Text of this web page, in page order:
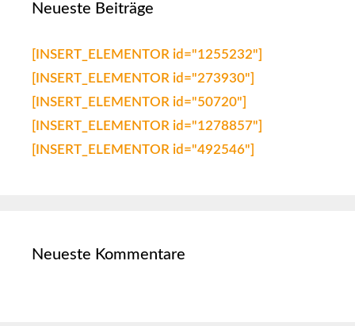
Neueste Beiträge
[INSERT_ELEMENTOR id="1255232"]
[INSERT_ELEMENTOR id="273930"]
[INSERT_ELEMENTOR id="50720"]
[INSERT_ELEMENTOR id="1278857"]
[INSERT_ELEMENTOR id="492546"]
Neueste Kommentare